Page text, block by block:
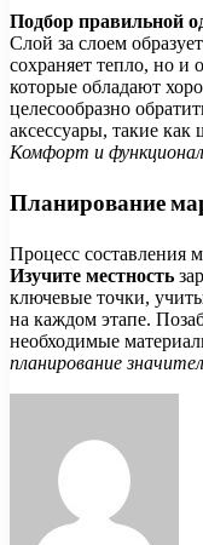
Подбор правильной
Слой за слоем
сохраняет тепло, но и
которые обладают
целесообразно
аксессуары, такие
Комфорт и
Планирование
Процесс составления
Изучите местность
ключевые точки,
на каждом этапе.
необходимые
планирование